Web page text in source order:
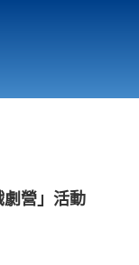
營」活動